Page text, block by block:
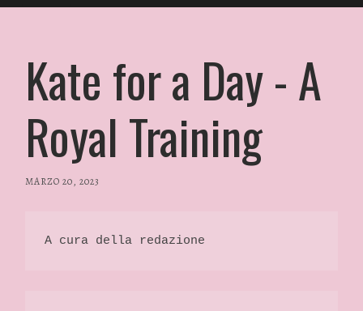
Kate for a Day - A
Royal Training
MARZO 20, 2023
GLAMOUR
A cura della redazione